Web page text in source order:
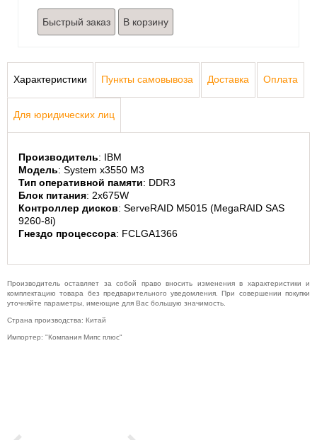
Быстрый заказ
Характеристики Пункты самовывоза Доставка Оплата
Для юридических лиц
Производитель: IBM
Модель: System x3550 M3
Тип оперативной памяти: DDR3
Блок питания: 2x675W
Контроллер дисков: ServeRAID M5015 (MegaRAID SAS
9260-8i)
Гнездо процессора: FCLGA1366
Производитель оставляет за собой право вносить изменения в характеристики и
комплектацию товара без предварительного уведомления. При совершении покупки
уточняйте параметры, имеющие для Вас большую значимость.
Страна производства: Китай
Импортер: "Компания Мипс плюс"